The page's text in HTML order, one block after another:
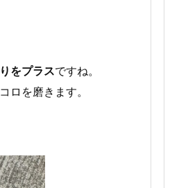
をプラスですね。
ロを磨きます。